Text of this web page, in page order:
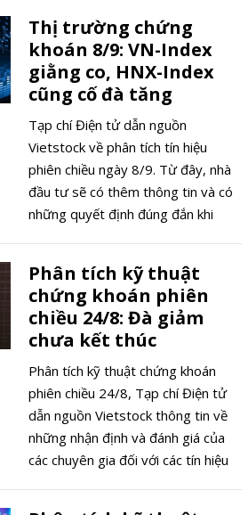
vẫn đang giằng co.
Thị trường chứng
khoán 8/9: VN-Index
giằng co, HNX-Index
cũng cố đà tăng
Tạp chí Điện tử dẫn nguồn
Vietstock về phân tích tín hiệu
phiên chiều ngày 8/9. Từ đây, nhà
đầu tư sẽ có thêm thông tin và có
những quyết định đúng đắn khi
Phân tích kỹ thuật
chứng khoán phiên
chiều 24/8: Đà giảm
chưa kết thúc
Phân tích kỹ thuật chứng khoán
phiên chiều 24/8, Tạp chí Điện tử
dẫn nguồn Vietstock thông tin về
những nhận định và đánh giá của
các chuyên gia đối với các tín hiệu